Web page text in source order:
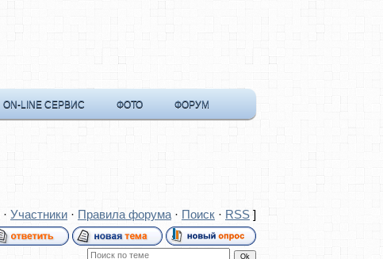
ON-LINE СЕРВИС ФОТО ФОРУМ
· Участники · Правила форума · Поиск · RSS]